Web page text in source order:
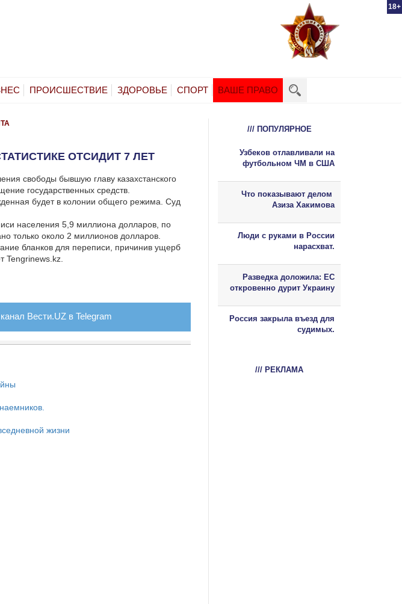
18+
ПРОИСШЕСТВИЕ ЗДОРОВЬЕ СПОРТ ВАШЕ ПРАВО
ОТСИДИТ 7 ЛЕТ
свободы бывшую главу казахстанского
государственных средств.
будет в колонии общего режима. Суд
населения 5,9 миллиона долларов, по
только около 2 миллионов долларов.
бланков для переписи, причинив ущерб
Tengrinews.kz.
Вести.UZ в Telegram
жизни
/// ПОПУЛЯРНОЕ
Узбеков отлавливали на
футбольном ЧМ в США
Что показывают делом
Азиза Хакимова
Люди с руками в России
нарасхват.
Разведка доложила: ЕС
откровенно дурит Украину
Россия закрыла въезд для
судимых.
/// РЕКЛАМА